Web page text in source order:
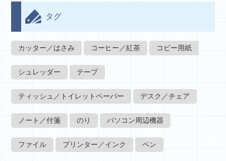
タグ
カッター／はさみ コーヒー／紅茶 コピー用紙
シュレッダー テープ
ティッシュ／トイレットペーパー デスク／チェア
ノート／付箋 のり パソコン周辺機器
ファイル プリンター／インク ペン